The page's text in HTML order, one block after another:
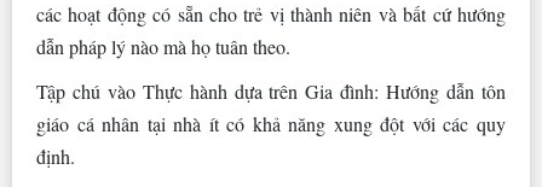
các hoạt động có sẵn cho trẻ vị thành niên và bất cứ hướng
dẫn pháp lý nào mà họ tuân theo.
Tập chú vào Thực hành dựa trên Gia đình: Hướng dẫn tôn
giáo cá nhân tại nhà ít có khả năng xung đột với các quy
định.